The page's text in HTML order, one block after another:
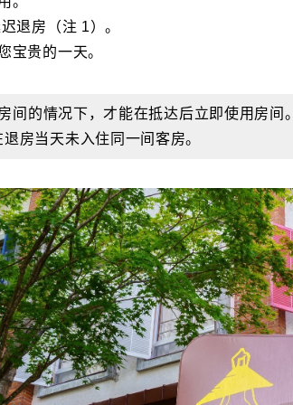
退房（注 1）。
宝贵的一天。
的情况下，才能在抵达后立即使用房间。
房当天未入住同一间客房。